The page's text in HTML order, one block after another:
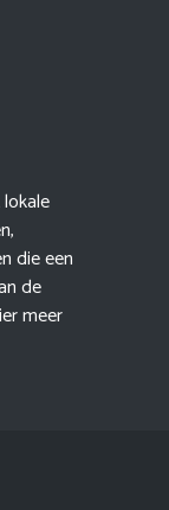
die een
de
meer